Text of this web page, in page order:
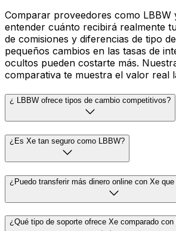
Comparar proveedores como LBBW
entender cuánto recibirá realmente
de comisiones y diferencias de tipo
pequeños cambios en las tasas de
ocultos pueden costarte más.
comparativa te muestra el valor real
¿ LBBW ofrece tipos de cambio competitivos?
¿Es Xe tan seguro como LBBW?
¿Puedo transferir más dinero online con Xe
¿Qué tipo de soporte ofrece Xe comparado con